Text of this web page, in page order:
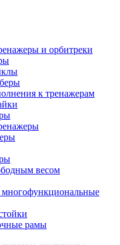
и орбитреки
к тренажерам
весом
рамы